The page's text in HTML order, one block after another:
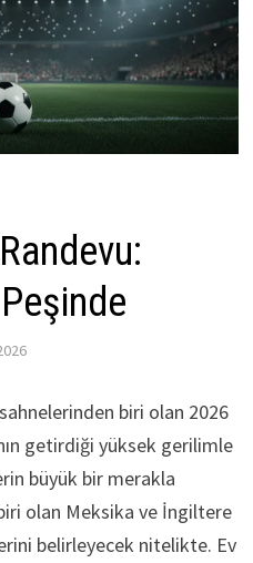
biri olan 2026
getirdiği yüksek gerilimle
büyük bir merakla
olan Meksika ve İngiltere
belirleyecek nitelikte. Ev